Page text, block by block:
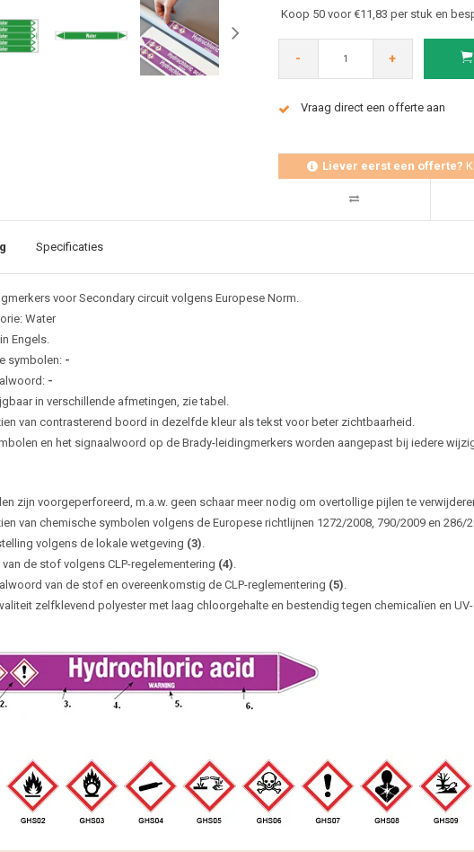
Koop 50 voor €11,83 per stuk en
- +
Vraag direct een offerte aan
Liever eerst een offerte?
Specificaties
voor Secondary circuit volgens Europese Norm.
Water
Engels.
symbolen: -
-
in verschillende afmetingen, zie tabel.
van contrasterend boord in dezelfde kleur als tekst voor beter zichtbaarheid.
en het signaalwoord op de Brady-leidingmerkers worden aangepast bij iedere
zijn voorgeperforeerd, m.a.w. geen schaar meer nodig om overtollige pijlen te
van chemische symbolen volgens de Europese richtlijnen 1272/2008, 790/2009 en 286/
volgens de lokale wetgeving (3)
van de stof volgens CLP-regelementering (4)
van de stof en overeenkomstig de CLP-reglementering (5)
zelfklevend polyester met laag chloorgehalte en bestendig tegen chemicalïen en